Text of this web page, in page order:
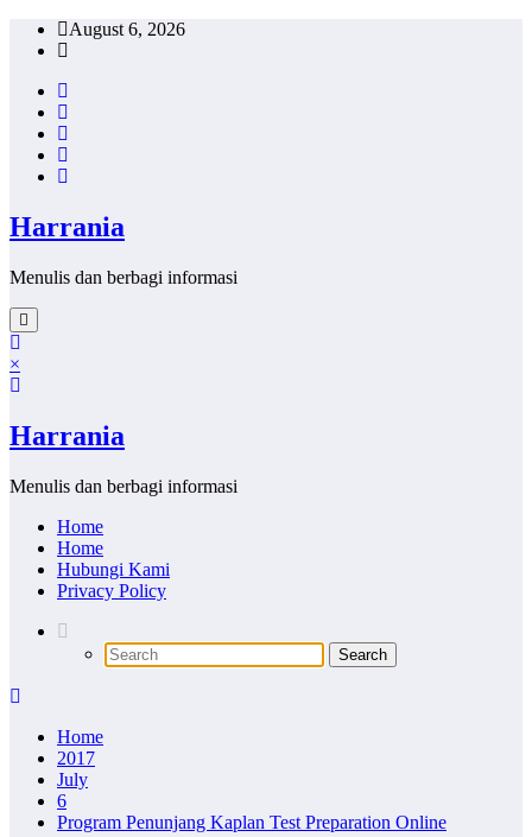
Skip
August 6, 2026
Harrania
Menulis dan berbagi informasi
×
Harrania
Menulis dan berbagi informasi
Home
Home
Hubungi Kami
Privacy Policy
Home
2017
July
6
Program Penunjang Kaplan Test Preparation Online